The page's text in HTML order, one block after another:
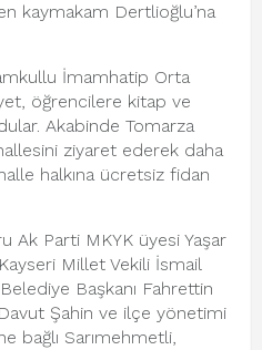
kaymakam Dertlioğlu’na
İmamhatip Orta
öğrencilere kitap ve
Akabinde Tomarza
ziyaret ederek daha
halkına ücretsiz fidan
Ak Parti MKYK üyesi Yaşar
Millet Vekili İsmail
Başkanı Fahrettin
Şahin ve ilçe yönetimi
bağlı Sarımehmetli,